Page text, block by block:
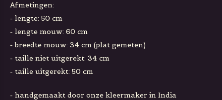
Afmetingen:
- lengte: 50 cm
- lengte mouw: 60 cm
- breedte mouw: 34 cm (plat gemeten)
- taille niet uitgerekt: 34 cm
- taille uitgerekt: 50 cm
- handgemaakt door onze kleermaker in India